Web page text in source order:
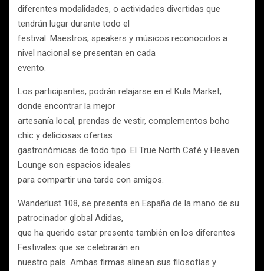
diferentes modalidades, o actividades divertidas que
tendrán lugar durante todo el
festival. Maestros, speakers y músicos reconocidos a
nivel nacional se presentan en cada
evento.
Los participantes, podrán relajarse en el Kula Market,
donde encontrar la mejor
artesanía local, prendas de vestir, complementos boho
chic y deliciosas ofertas
gastronómicas de todo tipo. El True North Café y Heaven
Lounge son espacios ideales
para compartir una tarde con amigos.
Wanderlust 108, se presenta en España de la mano de su
patrocinador global Adidas,
que ha querido estar presente también en los diferentes
Festivales que se celebrarán en
nuestro país. Ambas firmas alinean sus filosofías y